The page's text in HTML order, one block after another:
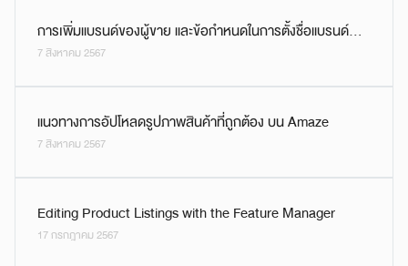
การเพิ่มแบรนด์ของผู้ขาย และข้อกำหนดในการตั้งชื่อแบรนด์
สินค้าบน Amaze
7 สิงหาคม 2567
แนวทางการอัปโหลดรูปภาพสินค้าที่ถูกต้อง บน Amaze
7 สิงหาคม 2567
Editing Product Listings with the Feature Manager
17 กรกฎาคม 2567